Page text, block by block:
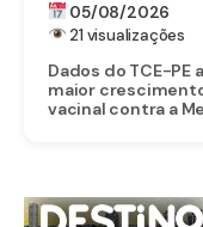
05/08/2026
21 visualizações
Dados do TCE-
maior
vacinal contra a